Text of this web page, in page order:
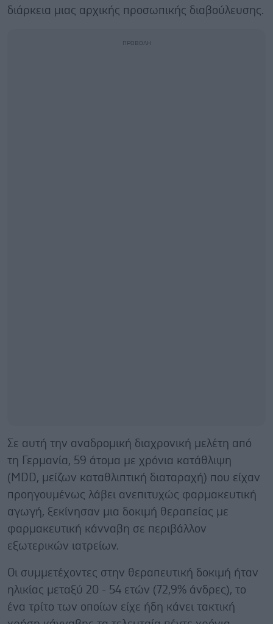
διάρκεια μιας αρχικής προσωπικής διαβούλευσης.
Σε αυτή την αναδρομική διαχρονική μελέτη από
τη Γερμανία, 59 άτομα με χρόνια κατάθλιψη
(MDD, μείζων καταθλιπτική διαταραχή) που είχαν
προηγουμένως λάβει ανεπιτυχώς φαρμακευτική
αγωγή, ξεκίνησαν μια δοκιμή θεραπείας με
φαρμακευτική κάνναβη σε περιβάλλον
εξωτερικών ιατρείων.
Οι συμμετέχοντες στην θεραπευτική δοκιμή ήταν
ηλικίας μεταξύ 20 - 54 ετών (72,9% άνδρες), το
ένα τρίτο των οποίων είχε ήδη κάνει τακτική